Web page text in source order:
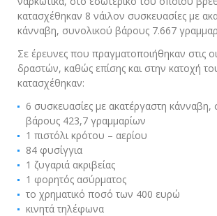
κατασχέθηκαν 8 νάιλον συσκευασίες με
κάνναβη, συνολικού βάρους 7.667
Σε έρευνες που πραγματοποιήθηκαν στις
δραστών, καθώς επίσης και στην κατοχή
κατασχέθηκαν:
6 συσκευασίες με ακατέργαστη κάνναβη,
βάρους 423,7 γραμμαρίων
1 πιστόλι κρότου – αερίου
84 φυσίγγια
1 ζυγαριά ακριβείας
1 φορητός ασύρματος
το χρηματικό ποσό των 400 ευρώ
κινητά τηλέφωνα